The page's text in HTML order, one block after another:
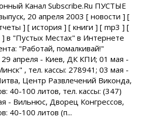
Канал Subscribe.Ru ПУСТЫЕ
20 апреля 2003 [ новости ] [
] [ история ] [ книги ] [ mp3 ] [
] в "Пустых Местах" в Интернете
"Работай, помалкивай!"
апреля - Киев, ДК КПИ; 01 мая -
, тел. кассы: 278941; 03 мая -
Центр Развлечений Виконда,
40-100 литов, тел. кассы: (347)
- Вильнюс, Дворец Конгрессов,
40-100 литов (п...